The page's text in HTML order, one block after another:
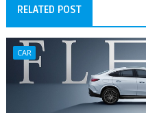
RELATED POST
CAR